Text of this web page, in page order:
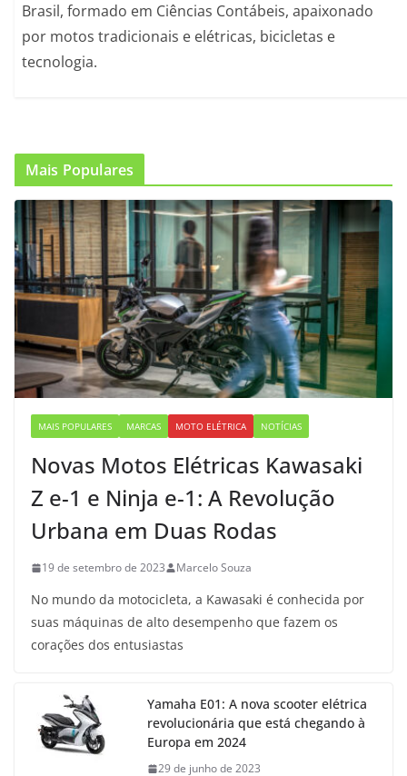
Brasil, formado em Ciências Contábeis, apaixonado
por motos tradicionais e elétricas, bicicletas e
tecnologia.
Mais Populares
MAIS POPULARES MARCAS MOTO ELÉTRICA NOTÍCIAS
Novas Motos Elétricas Kawasaki
Z e-1 e Ninja e-1: A Revolução
Urbana em Duas Rodas
19 de setembro de 2023 Marcelo Souza
No mundo da motocicleta, a Kawasaki é conhecida por
suas máquinas de alto desempenho que fazem os
corações dos entusiastas
Yamaha E01: A nova scooter elétrica
revolucionária que está chegando à
Europa em 2024
29 de junho de 2023